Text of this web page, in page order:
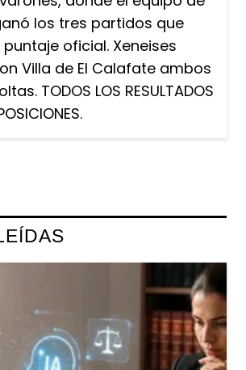
los tres partidos que
oficial. Xeneises
Villa de El Calafate ambos
TODOS LOS RESULTADOS